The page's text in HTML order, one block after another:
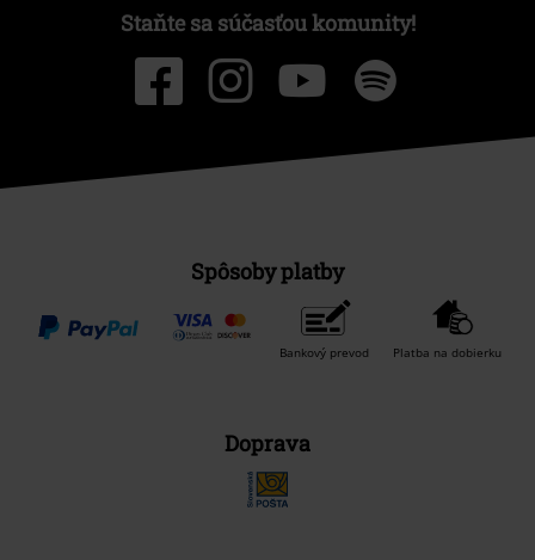
Staňte sa súčasťou komunity!
Spôsoby platby
Bankový prevod Platba na dobierku
Doprava